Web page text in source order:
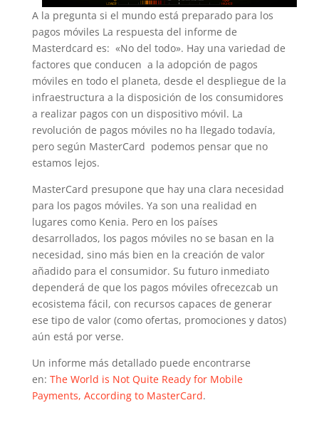
A la pregunta si el mundo está preparado para los
pagos móviles La respuesta del informe de
Masterdcard es: «No del todo». Hay una variedad de
factores que conducen a la adopción de pagos
móviles en todo el planeta, desde el despliegue de la
infraestructura a la disposición de los consumidores
a realizar pagos con un dispositivo móvil. La
revolución de pagos móviles no ha llegado todavía,
pero según MasterCard podemos pensar que no
estamos lejos.
MasterCard presupone que hay una clara necesidad
para los pagos móviles. Ya son una realidad en
lugares como Kenia. Pero en los países
desarrollados, los pagos móviles no se basan en la
necesidad, sino más bien en la creación de valor
añadido para el consumidor. Su futuro inmediato
dependerá de que los pagos móviles ofrecezcab un
ecosistema fácil, con recursos capaces de generar
ese tipo de valor (como ofertas, promociones y datos)
aún está por verse.
Un informe más detallado puede encontrarse
en: The World is Not Quite Ready for Mobile
Payments, According to MasterCard.